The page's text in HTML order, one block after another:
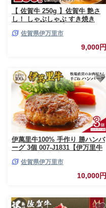
【 佐賀牛 250g 】佐賀牛 艶さ
し！ しゃぶしゃぶ すき焼き
ド牛 黒毛和牛 肉 赤身 スライス
A4 A5 肩ロース 肩バラ モモ】
佐賀県伊万里市
9,000円
伊萬里牛100% 手作り 勝ハンバ
ーグ 3個 007-J1831【伊万里牛
個包装 ソース付き 焼くだけ】
佐賀県伊万里市
10,000円